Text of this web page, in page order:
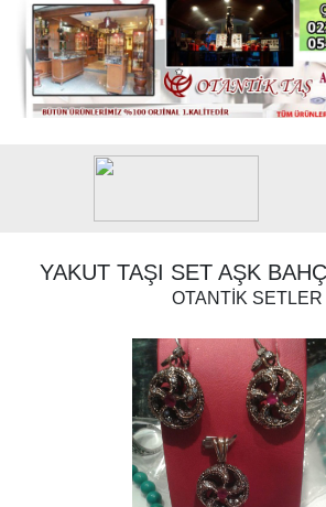
YAKUT TAŞI SET AŞK
OTANTİK SETLER